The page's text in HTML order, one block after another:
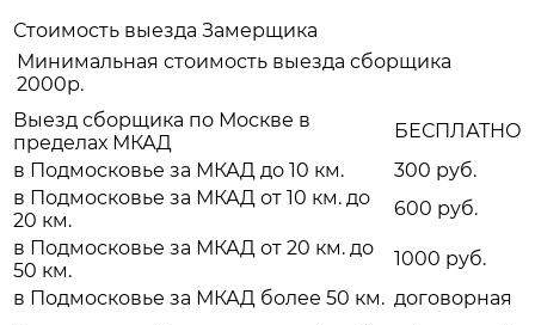
Стоимость выезда Замерщика
Минимальная стоимость выезда сборщика
2000р.
Выезд сборщика по Москве в
пределах МКАД
БЕСПЛАТНО
в Подмосковье за МКАД до 10 км.
300 руб.
в Подмосковье за МКАД от 10 км. до
20 км.
600 руб.
в Подмосковье за МКАД от 20 км. до
50 км.
1000 руб.
в Подмосковье за МКАД более 50 км. договорная